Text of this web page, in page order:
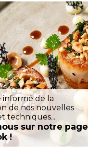
informé de la
de nos nouvelles
techniques...
sur notre page
!